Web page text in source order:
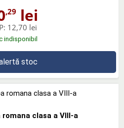
,29 lei
12,70 lei
indisponibil
stoc
clasa a VIII-a